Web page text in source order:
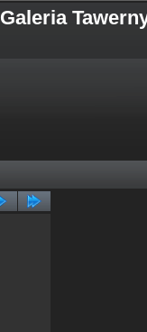
Galeria